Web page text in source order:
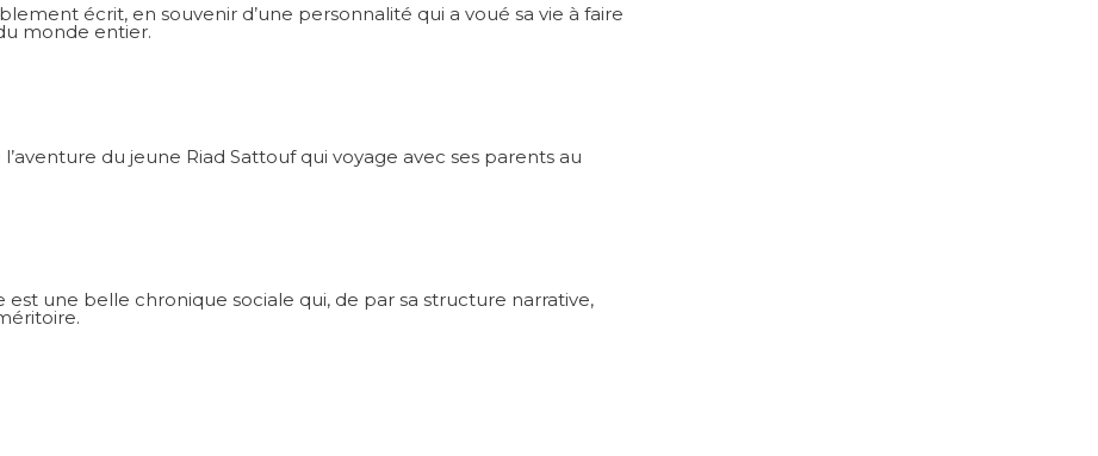
écrit, en souvenir d’une personnalité qui a voué sa vie à faire
monde entier.
du jeune Riad Sattouf qui voyage avec ses parents au
une belle chronique sociale qui, de par sa structure narrative,